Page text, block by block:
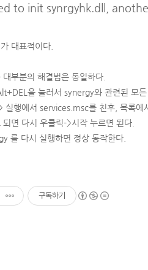
to init synrgyhk.dll,
대표적이다.
대부분의 해결법은 동일하다.
을 눌러서 synergy와 관련된 모
실행에서 services.msc를 친후, 목록에
되면 다시 우클릭->시작 누르면 된다.
를 다시 실행하면 정상 동작한다.
구독하기